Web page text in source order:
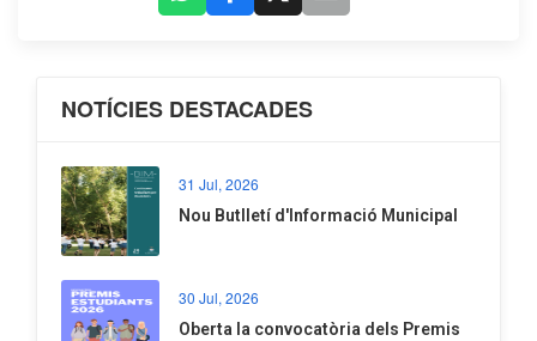
NOTÍCIES DESTACADES
31 Jul, 2026
Nou Butlletí d'Informació Municipal
30 Jul, 2026
Oberta la convocatòria dels Premis